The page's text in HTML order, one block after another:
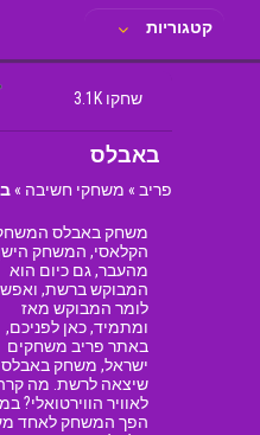
קטגוריות
שחקו 3.1K
באבלס
פריב » משחקי חשיבה »
משחק באבלס
הקלאסי, המשחק
מהעבר, גם כיום הוא
המבוקש ברשת,
לומר המבוקש מאז
ומתמיד, כאן לפניכם,
באתר פריב משחקים
ישראל, משחק
שיצאה לרשת. מה
לאוויר הווירטואלי?
הפך המשחק לאחד